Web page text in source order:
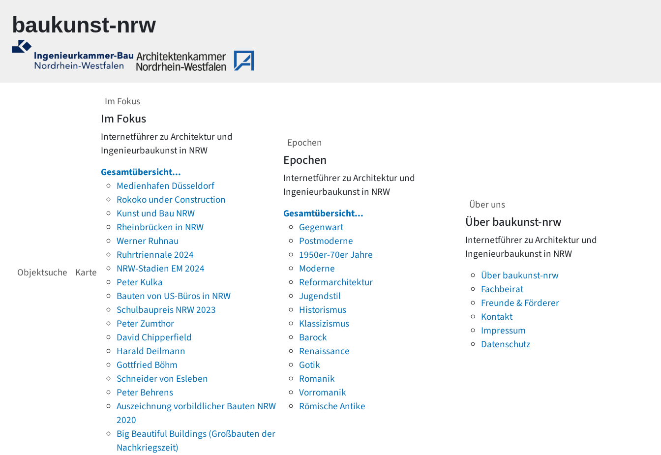
baukunst-nrw
Objektsuche Karte
Im Fokus
Im Fokus
Internetführer zu Architektur und
Ingenieurbaukunst in NRW
Gesamtübersicht...
Medienhafen Düsseldorf
Rokoko under Construction
Kunst und Bau NRW
Rheinbrücken in NRW
Werner Ruhnau
Ruhrtriennale 2024
NRW-Stadien EM 2024
Peter Kulka
Bauten von US-Büros in NRW
Schulbaupreis NRW 2023
Peter Zumthor
David Chipperfield
Harald Deilmann
Gottfried Böhm
Schneider von Esleben
Peter Behrens
Auszeichnung vorbildlicher Bauten NRW
2020
Big Beautiful Buildings (Großbauten der
Nachkriegszeit)
Epochen
Epochen
Internetführer zu Architektur und
Ingenieurbaukunst in NRW
Gesamtübersicht...
Gegenwart
Postmoderne
1950er-70er Jahre
Moderne
Reformarchitektur
Jugendstil
Historismus
Klassizismus
Barock
Renaissance
Gotik
Romanik
Vorromanik
Römische Antike
Über uns
Über baukunst-nrw
Internetführer zu Architektur und
Ingenieurbaukunst in NRW
Über baukunst-nrw
Fachbeirat
Freunde & Förderer
Kontakt
Impressum
Datenschutz